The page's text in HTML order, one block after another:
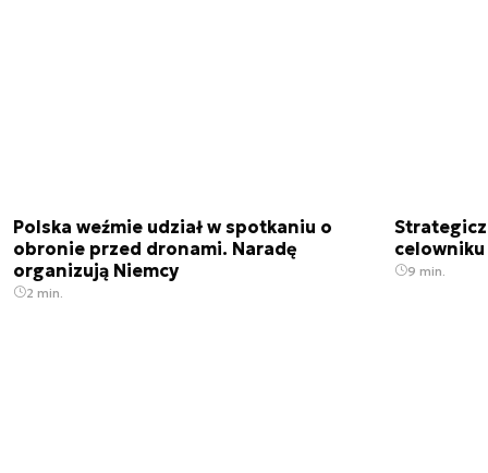
Polska weźmie udział w spotkaniu o
obronie przed dronami. Naradę
organizują Niemcy
2 min.
9 min.